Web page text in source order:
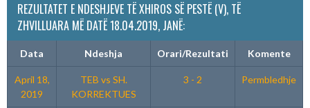
REZULTATET E NDESHJEVE TË XHIROS SË PESTË (V), TË
ZHVILLUARA MË DATË 18.04.2019, JANË:
Data Ndeshja Orari/Rezultati Komente
April 18,
2019
TEB vs SH.
KORREKTUES
3 - 2 Permbledhje